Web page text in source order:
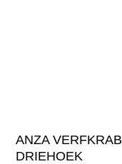
ANZA
DRIEHOEK